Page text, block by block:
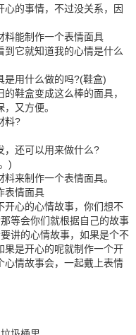
的事情，不过没关系，因
能制作一个表情面具
它就知道我的心情是什么
用什么做的吗?(鞋盒)
鞋盒变成这么棒的面具，
又方便。
料?
还可以用来做什么?
)
来制作一个表情面具。
情面具
心的心情故事，你们想不
等会你们就根据自己的故事
讲的心情故事，如果是个不
果是开心的呢就制作一个开
心情故事会，一起戴上表情